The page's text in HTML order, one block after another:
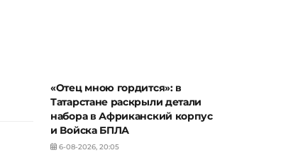
«Отец мною гордится»: в
Татарстане раскрыли детали
набора в Африканский корпус
и Войска БПЛА
6-08-2026, 20:05